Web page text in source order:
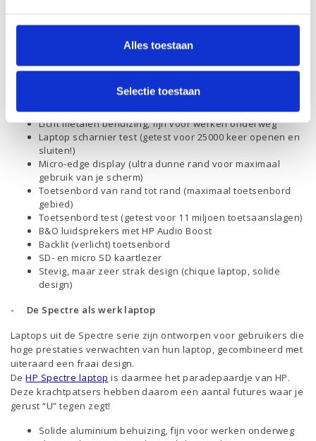
Alles toestaan
Selectie toestaan
HP Envy laptopsis : solide en pure
De volgende kenmerken vind je in jouw Envy terug:
Standaard Windows 10 voor geïnstalleerd op de laptops
Licht metalen behuizing, fijn voor werken onderweg
Laptop scharnier test (getest voor 25000 keer openen en
sluiten!)
Micro-edge display (ultra dunne rand voor maximaal
gebruik van je scherm)
Toetsenbord van rand tot rand (maximaal toetsenbord
gebied)
Toetsenbord test (getest voor 11 miljoen toetsaanslagen)
B&O luidsprekers met HP Audio Boost
Backlit (verlicht) toetsenbord
SD- en micro SD kaartlezer
Stevig, maar zeer strak design (chique laptop, solide
design)
- De Spectre als werk laptop
Laptops uit de Spectre serie zijn ontworpen voor gebruikers die
hoge prestaties verwachten van hun laptop, gecombineerd met
uiteraard een fraai design.
DeHP Spectre laptop is daarmee het paradepaardje van HP.
Deze krachtpatsers hebben daarom een aantal futures waar je
gerust “U” tegen zegt!
Solide aluminium behuizing, fijn voor werken onderweg